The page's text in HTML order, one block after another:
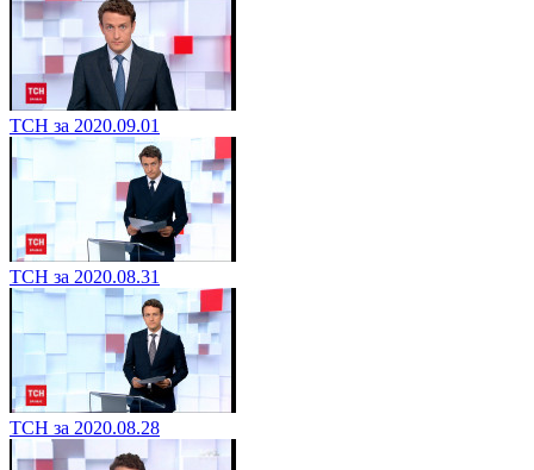
ТСН за 2020.09.01
ТСН за 2020.08.31
ТСН за 2020.08.28